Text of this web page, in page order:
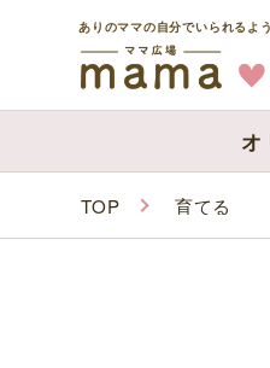
ありのママの自分でいられるよ
TOP 育てる